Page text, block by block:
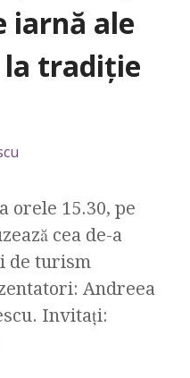
iarnă ale
la tradiţie
orele 15.30, pe
cea de-a
de turism
Andreea
Invitaţi: